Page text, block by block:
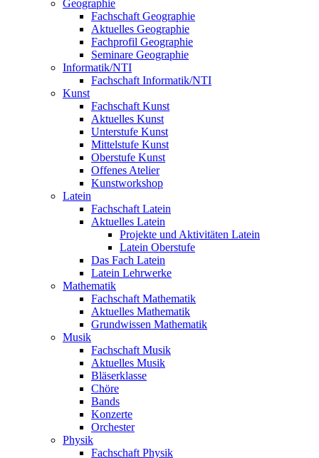
Geographie
Fachschaft Geographie
Aktuelles Geographie
Fachprofil Geographie
Seminare Geographie
Informatik/NTI
Fachschaft Informatik/NTI
Kunst
Fachschaft Kunst
Aktuelles Kunst
Unterstufe Kunst
Mittelstufe Kunst
Oberstufe Kunst
Offenes Atelier
Kunstworkshop
Latein
Fachschaft Latein
Aktuelles Latein
Projekte und Aktivitäten Latein
Latein Oberstufe
Das Fach Latein
Latein Lehrwerke
Mathematik
Fachschaft Mathematik
Aktuelles Mathematik
Grundwissen Mathematik
Musik
Fachschaft Musik
Aktuelles Musik
Bläserklasse
Chöre
Bands
Konzerte
Orchester
Physik
Fachschaft Physik